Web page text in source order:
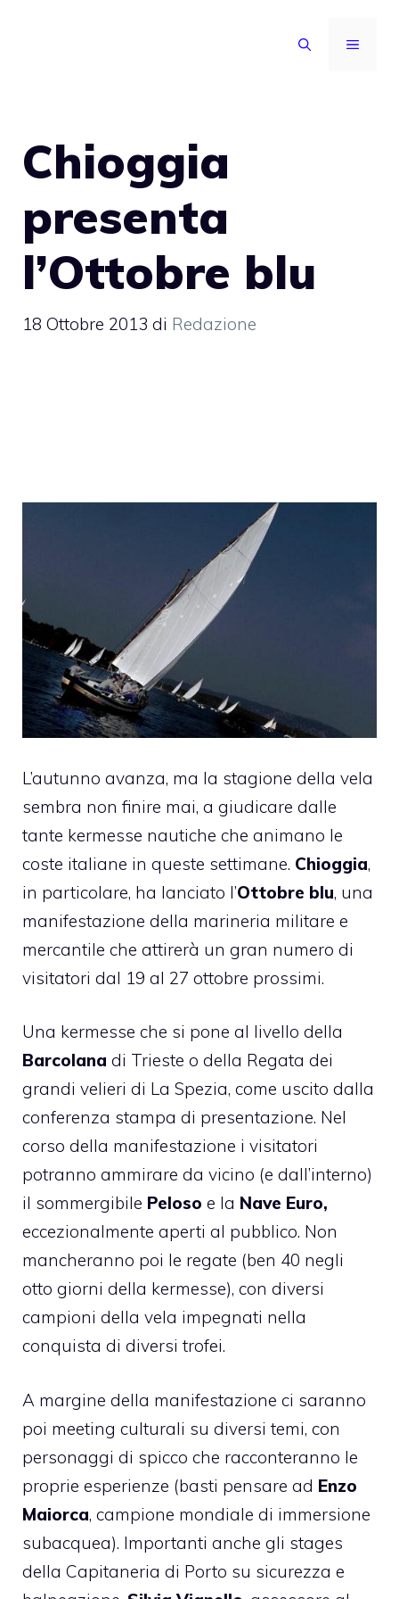
MENU
Chioggia
presenta
l’Ottobre blu
18 Ottobre 2013 di Redazione
L’autunno avanza, ma la stagione della vela
sembra non finire mai, a giudicare dalle
tante kermesse nautiche che animano le
coste italiane in queste settimane. Chioggia,
in particolare, ha lanciato l’Ottobre blu, una
manifestazione della marineria militare e
mercantile che attirerà un gran numero di
visitatori dal 19 al 27 ottobre prossimi.
Una kermesse che si pone al livello della
Barcolana di Trieste o della Regata dei
grandi velieri di La Spezia, come uscito dalla
conferenza stampa di presentazione. Nel
corso della manifestazione i visitatori
potranno ammirare da vicino (e dall’interno)
il sommergibile Peloso e la Nave Euro,
eccezionalmente aperti al pubblico. Non
mancheranno poi le regate (ben 40 negli
otto giorni della kermesse), con diversi
campioni della vela impegnati nella
conquista di diversi trofei.
A margine della manifestazione ci saranno
poi meeting culturali su diversi temi, con
personaggi di spicco che racconteranno le
proprie esperienze (basti pensare ad Enzo
Maiorca, campione mondiale di immersione
subacquea). Importanti anche gli stages
della Capitaneria di Porto su sicurezza e